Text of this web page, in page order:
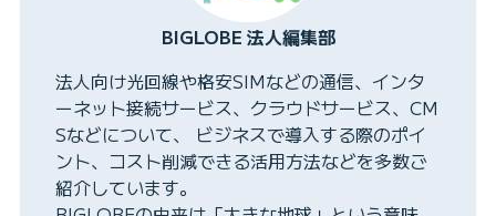
BIGLOBE 法人編集部
法人向け光回線や格安SIMなどの通信、インタ
ーネット接続サービス、クラウドサービス、CM
Sなどについて、 ビジネスで導入する際のポイ
ント、コスト削減できる活用方法などを多数ご
紹介しています。